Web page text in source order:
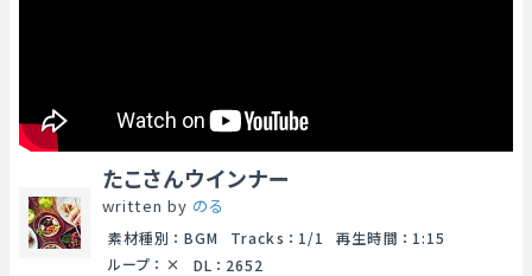
たこさんウインナー
written by のる
素材種別 ： BGM Tracks ： 1/1 再生時間 ： 1:15
ループ ： DL ： 2652